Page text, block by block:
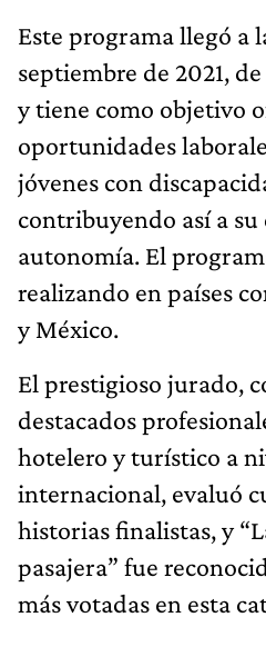
Este programa llegó a
septiembre de 2021,
y tiene como objetivo
oportunidades
jóvenes con
contribuyendo así a
autonomía. El
realizando en países
y México.
El prestigioso jurado,
destacados
hotelero y turístico a
internacional, evaluó
historias finalistas, y
pasajera” fue
más votadas en esta